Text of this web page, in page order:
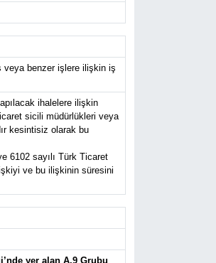
veya benzer işlere ilişkin iş
ihalelere ilişkin
sicili müdürlükleri veya
kesintisiz olarak bu
6102 sayılı Türk Ticaret
ve bu ilişkinin süresini
yer alan A.9 Grubu